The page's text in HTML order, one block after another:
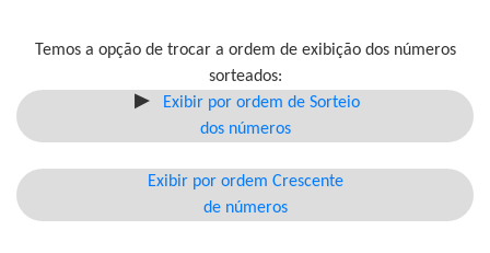
Temos a opção de trocar a ordem de exibição dos números
sorteados:
Exibir por ordem de Sorteio
dos números
Exibir por ordem Crescente
de números